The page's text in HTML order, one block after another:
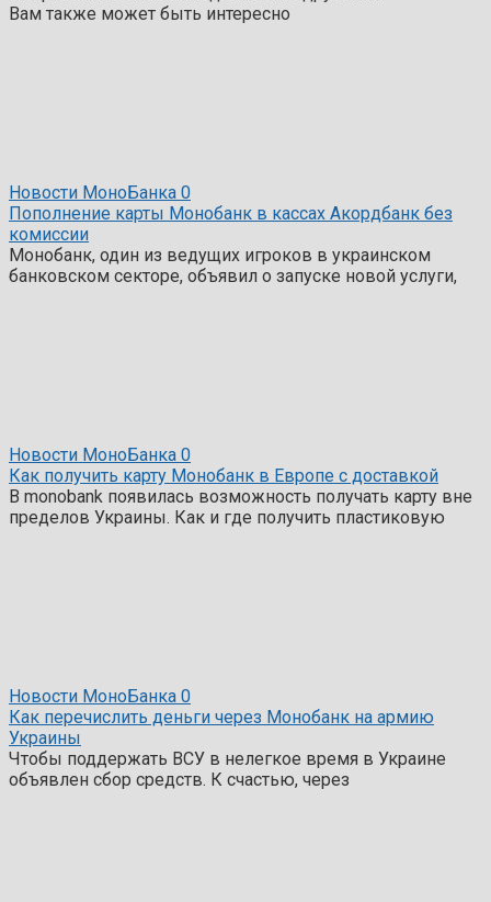
Вам также может быть интересно
Новости МоноБанка 0
Пополнение карты Монобанк в кассах Акордбанк без
комиссии
Монобанк, один из ведущих игроков в украинском
банковском секторе, объявил о запуске новой услуги,
Новости МоноБанка 0
Как получить карту Монобанк в Европе с доставкой
В monobank появилась возможность получать карту вне
пределов Украины. Как и где получить пластиковую
Новости МоноБанка 0
Как перечислить деньги через Монобанк на армию
Украины
Чтобы поддержать ВСУ в нелегкое время в Украине
объявлен сбор средств. К счастью, через